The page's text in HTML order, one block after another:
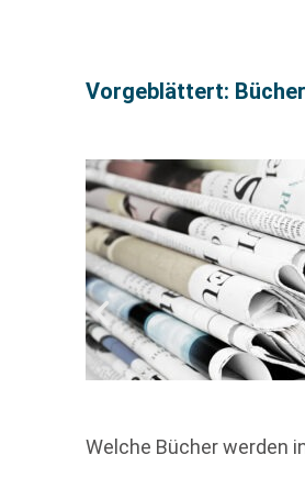
Vorgeblättert:
Welche Bücher werden